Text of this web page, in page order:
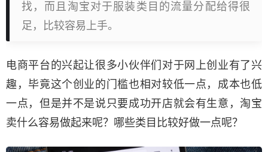
找，而且淘宝对于服装类目的流量分配给得很
足，比较容易上手。
电商平台的兴起让很多小伙伴们对于网上创业有了兴
趣，毕竟这个创业的门槛也相对较低一点，成本也低
一点，但是并不是说只要成功开店就会有生意，淘宝
卖什么容易做起来呢？哪些类目比较好做一点呢？